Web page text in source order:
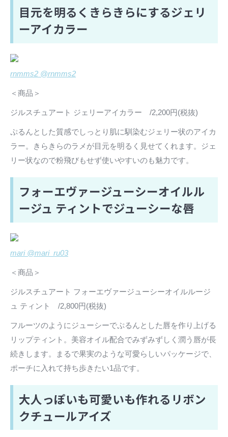
目元を明るくきらきらにするジェリ
ーアイカラー
rnmms2 @rnmms2
＜商品＞
ジルスチュアート ジェリーアイカラー /2,200円(税抜)
ぷるんとした質感でしっとり肌に馴染むジェリー状のアイカ
ラー。きらきらのラメが目元を明るく見せてくれます。ジェ
リー状なので粉飛びもせず使いやすいのも魅力です。
フォーエヴァージューシーオイルル
ージュ ティントでジューシーな唇
mari @mari_ru03
＜商品＞
ジルスチュアート フォーエヴァージューシーオイルルージ
ュ ティント /2,800円(税抜)
フルーツのようにジューシーでぷるんとした唇を作り上げる
リップティント。美容オイル配合でみずみずしく潤う唇が長
続きします。まるで果実のような可愛らしいパッケージで、
ポーチに入れて持ち歩きたい1品です。
大人っぽいも可愛いも作れるリボン
クチュールアイズ